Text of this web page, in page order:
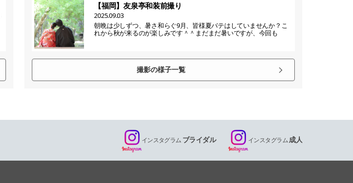
【福岡】友泉亭和装前撮り
2025.09.03
朝晩は少しずつ、暑さ和らぐ9月、皆様夏バテはしていませんか？こ
れから秋が来るのが楽しみです＾＾まだまだ暑いですが、今回も
撮影の様子一覧
インスタグラム ブライダル インスタグラム成人